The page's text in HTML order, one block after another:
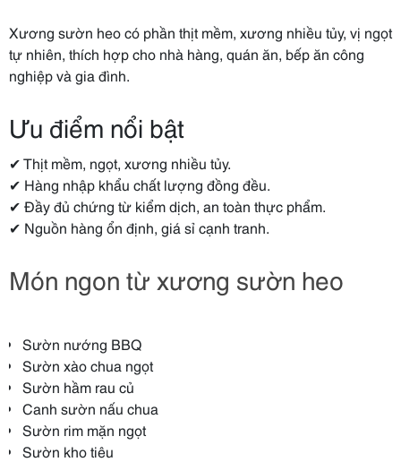
Xương sườn heo có phần thịt mềm, xương nhiều tủy, vị ngọt
tự nhiên, thích hợp cho nhà hàng, quán ăn, bếp ăn công
nghiệp và gia đình.
Ưu điểm nổi bật
✔ Thịt mềm, ngọt, xương nhiều tủy.
✔ Hàng nhập khẩu chất lượng đồng đều.
✔ Đầy đủ chứng từ kiểm dịch, an toàn thực phẩm.
✔ Nguồn hàng ổn định, giá sỉ cạnh tranh.
Món ngon từ xương sườn heo
Sườn nướng BBQ
Sườn xào chua ngọt
Sườn hầm rau củ
Canh sườn nấu chua
Sườn rim mặn ngọt
Sườn kho tiêu